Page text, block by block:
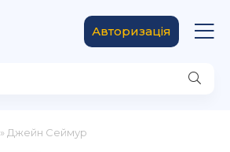
Авторизація
» Джейн Сеймур